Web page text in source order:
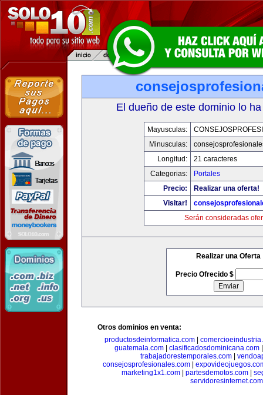
El dueño de este dominio lo
Mayusculas:
Minusculas:
Longitud:
21 caracteres
Categorias:
Portales
Precio:
Realizar una oferta!
Visitar!
Serán consideradas
Realizar una Oferta
Precio Ofrecido $
Otros dominios en venta:
productosdeinformatica.com
guatemala.com| clasificadosdominicana.com
trabajadorestemporales.com
consejosprofesionales.com|
marketing1x1.com| partesdemotos.com|
servidoresinternet.com